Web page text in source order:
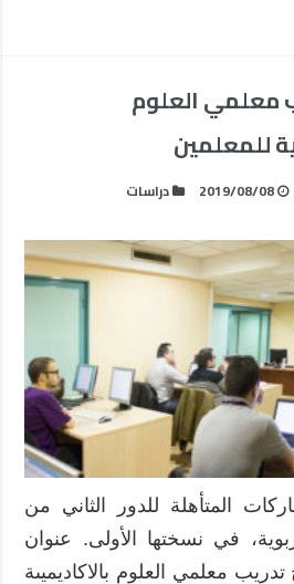
معلمي العلوم
للمعلمين
2019/08/08
دراسات
المتأهلة للدور الثاني من
في نسختها الأولى. عنوان
معلمي العلوم بالاكاديميىة